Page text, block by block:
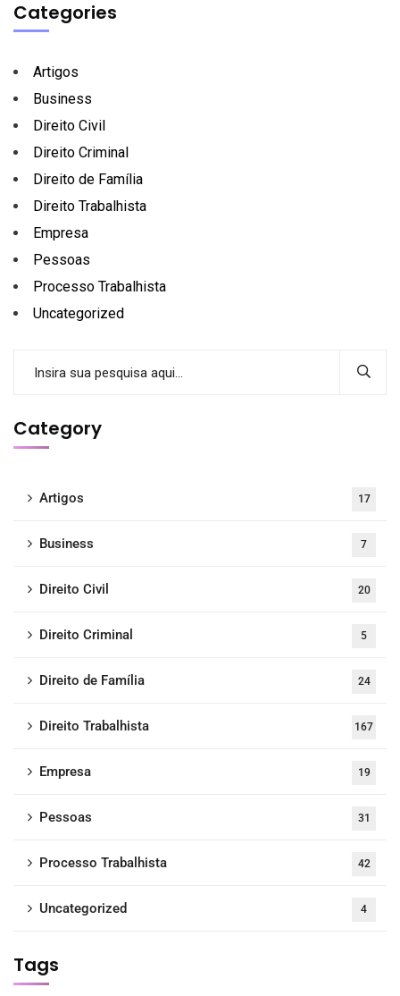
Categories
Artigos
Business
Direito Civil
Direito Criminal
Direito de Família
Direito Trabalhista
Empresa
Pessoas
Processo Trabalhista
Uncategorized
Category
Artigos 17
Business 7
Direito Civil 20
Direito Criminal 5
Direito de Família 24
Direito Trabalhista 167
Empresa 19
Pessoas 31
Processo Trabalhista 42
Uncategorized 4
Tags